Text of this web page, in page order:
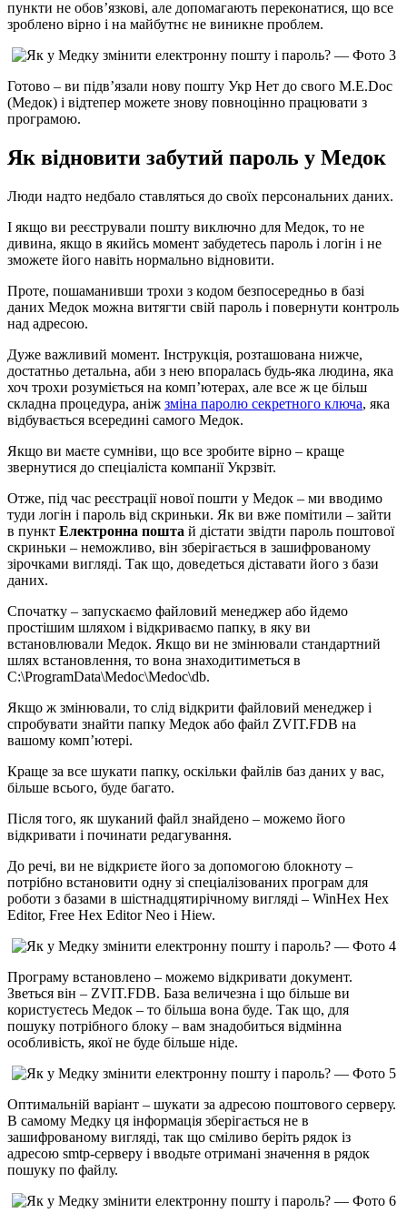
пункти не обов’язкові, але допомагають переконатися, що все
зроблено вірно і на майбутнє не виникне проблем.
Готово – ви підв’язали нову пошту Укр Нет до свого M.E.Doc
(Медок) і відтепер можете знову повноцінно працювати з
програмою.
Як відновити забутий пароль у Медок
Люди надто недбало ставляться до своїх персональних даних.
І якщо ви реєстрували пошту виключно для Медок, то не
дивина, якщо в якийсь момент забудетесь пароль і логін і не
зможете його навіть нормально відновити.
Проте, пошаманивши трохи з кодом безпосередньо в базі
даних Медок можна витягти свій пароль і повернути контроль
над адресою.
Дуже важливий момент. Інструкція, розташована нижче,
достатньо детальна, аби з нею впоралась будь-яка людина, яка
хоч трохи розуміється на комп’ютерах, але все ж це більш
складна процедура, аніж зміна паролю секретного ключа, яка
відбувається всередині самого Медок.
Якщо ви маєте сумніви, що все зробите вірно – краще
звернутися до спеціаліста компанії Укрзвіт.
Отже, під час реєстрації нової пошти у Медок – ми вводимо
туди логін і пароль від скриньки. Як ви вже помітили – зайти
в пункт Електронна пошта й дістати звідти пароль поштової
скриньки – неможливо, він зберігається в зашифрованому
зірочками вигляді. Так що, доведеться діставати його з бази
даних.
Спочатку – запускаємо файловий менеджер або йдемо
простішим шляхом і відкриваємо папку, в яку ви
встановлювали Медок. Якщо ви не змінювали стандартний
шлях встановлення, то вона знаходитиметься в
C:\ProgramData\Medoc\Medoc\db.
Якщо ж змінювали, то слід відкрити файловий менеджер і
спробувати знайти папку Медок або файл ZVIT.FDB на
вашому комп’ютері.
Краще за все шукати папку, оскільки файлів баз даних у вас,
більше всього, буде багато.
Після того, як шуканий файл знайдено – можемо його
відкривати і починати редагування.
До речі, ви не відкриєте його за допомогою блокноту –
потрібно встановити одну зі спеціалізованих програм для
роботи з базами в шістнадцятирічному вигляді – WinHex Hex
Editor, Free Hex Editor Neo і Hiew.
Програму встановлено – можемо відкривати документ.
Зветься він – ZVIT.FDB. База величезна і що більше ви
користуєтесь Медок – то більша вона буде. Так що, для
пошуку потрібного блоку – вам знадобиться відмінна
особливість, якої не буде більше ніде.
Оптимальній варіант – шукати за адресою поштового серверу.
В самому Медку ця інформація зберігається не в
зашифрованому вигляді, так що сміливо беріть рядок із
адресою smtp-серверу і вводьте отримані значення в рядок
пошуку по файлу.